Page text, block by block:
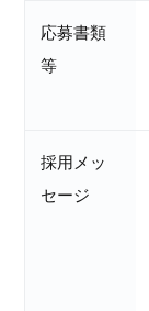
応募書類
等
採用メッ
セージ